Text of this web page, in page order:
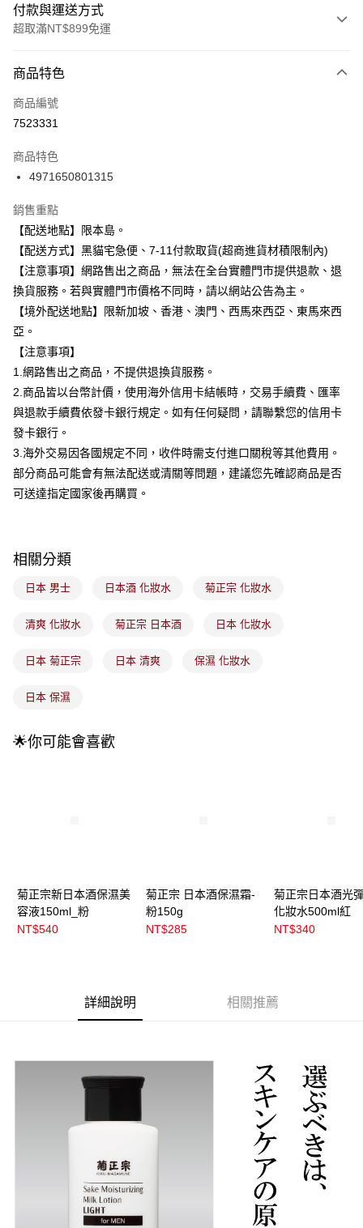
付款與運送方式
超取滿NT$899免運
信用卡一次付款
信用卡分期付款
合作金庫商業銀行
華南商業銀行
國泰世華商業銀行
臺灣中小企業銀行
匯豐（台灣）商業銀行
華泰商業銀行
聯邦商業銀行
遠東國際商業銀行
元大商業銀行
永豐商業銀行
台新國際商業銀行
中國信託商業銀行
Apple Pay
街口支付
悠遊付
Google Pay
全盈+PAY
大哥付你分期
相關說明
【大哥付你分期使用說明】
1.本服務由台灣大哥大提供，台灣大哥大用戶可立即使用無須另外申請。
2.付款方式選擇「大哥付你分期」，訂單成立後會自動跳轉到大哥付的交易
流程，驗證手機門號後，選擇欲分期的期數、繳款截止日，確認付款後即完
成交易。
3.實際核准額度、可分期數及費用金額請依後續交易確認頁面所載為準。
1.分期款項不併入電信帳單，「大哥付你分期」於每月結算日後寄送繳費提
2.透過簡訊連結打開帳單後，可選擇「超商條碼／台灣大直營門市／銀行轉
用戶於交易時，得透過本服務購買商品或服務，並由商店將買賣／分期付款
2.基於同意付款使用「大哥付你分期」之契約關係目的，商店將以您的個人
3.完整用戶服務條款，請詳閱以下連結：
ATM付款
運送方式
全家取貨付款
每筆NT$100，滿NT$899(含以上)免運費
每筆NT$100，滿NT$899(含以上)免運費
宅配
商品特色
商品編號
7523331
商品特色
4971650801315
銷售重點
【配送地點】限本島。
【配送方式】黑貓宅急便、7-11付款取貨(超商進貨材積限制內)
【注意事項】網路售出之商品，無法在全台實體門市提供退款、退
換貨服務。若與實體門市價格不同時，請以網站公告為主。
【境外配送地點】限新加坡、香港、澳門、西馬來西亞、東馬來西
亞。
【注意事項】
1.網路售出之商品，不提供退換貨服務。
2.商品皆以台幣計價，使用海外信用卡結帳時，交易手續費、匯率
與退款手續費依發卡銀行規定。如有任何疑問，請聯繫您的信用卡
發卡銀行。
3.海外交易因各國規定不同，收件時需支付進口關稅等其他費用。
部分商品可能會有無法配送或清關等問題，建議您先確認商品是否
可送達指定國家後再購買。
相關分類
日本 男士 日本酒 化妝水 菊正宗 化妝水
清爽 化妝水 菊正宗 日本酒 日本 化妝水
日本 菊正宗 日本 清爽 保濕 化妝水
日本 保濕
🌟你可能會喜歡
菊正宗新日本酒保濕美
容液150ml_粉
NT$540
菊正宗 日本酒保濕霜-
粉150g
NT$285
菊正宗日本酒光
化妝水500ml紅
NT$340
詳細說明 相關推薦